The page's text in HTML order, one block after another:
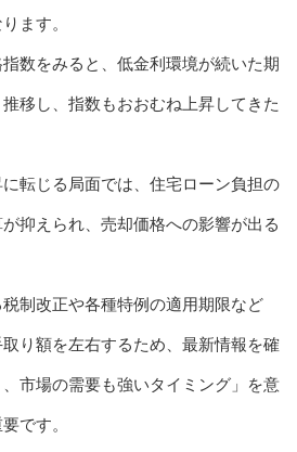
ます。
数をみると、低金利環境が続いた期
移し、指数もおおむね上昇してきた
転じる局面では、住宅ローン負担の
抑えられ、売却価格への影響が出る
制改正や各種特例の適用期限など
り額を左右するため、最新情報を確
市場の需要も強いタイミング」を意
です。